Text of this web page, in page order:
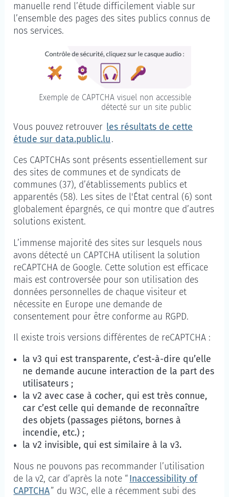
manuelle rend l’étude difficilement viable sur
l’ensemble des pages des sites publics connus de
nos services.
Exemple de CAPTCHA visuel non accessible
détecté sur un site public
Vous pouvez retrouver les résultats de cette
étude sur data.public.lu.
Ces CAPTCHAs sont présents essentiellement sur
des sites de communes et de syndicats de
communes (37), d’établissements publics et
apparentés (58). Les sites de l'État central (6) sont
globalement épargnés, ce qui montre que d’autres
solutions existent.
L’immense majorité des sites sur lesquels nous
avons détecté un CAPTCHA utilisent la solution
reCAPTCHA de Google. Cette solution est efficace
mais est controversée pour son utilisation des
données personnelles de chaque visiteur et
nécessite en Europe une demande de
consentement pour être conforme au RGPD.
Il existe trois versions différentes de reCAPTCHA :
la v3 qui est transparente, c’est-à-dire qu’elle
ne demande aucune interaction de la part des
utilisateurs ;
la v2 avec case à cocher, qui est très connue,
car c’est celle qui demande de reconnaître
des objets (passages piétons, bornes à
incendie, etc.) ;
la v2 invisible, qui est similaire à la v3.
Nous ne pouvons pas recommander l’utilisation
de la v2, car d’après la note “Inaccessibility of
CAPTCHA” du W3C, elle a récemment subi des